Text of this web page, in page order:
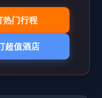
热门行程
超值酒店